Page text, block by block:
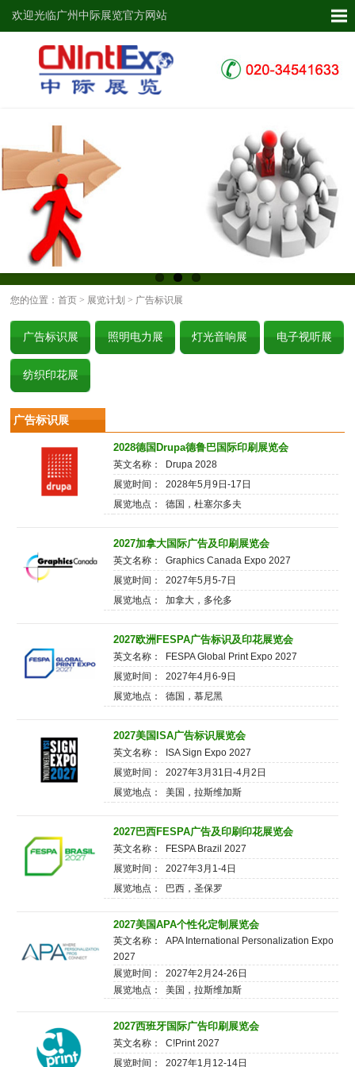
欢迎光临广州中际展览官方网站
您的位置：首页 > 展览计划 > 广告标识展
广告标识展 照明电力展 灯光音响展 电子视听展
纺织印花展
广告标识展
2028德国Drupa德鲁巴国际印刷展览会
英文名称： Drupa 2028
展览时间： 2028年5月9日-17日
展览地点： 德国，杜塞尔多夫
2027加拿大国际广告及印刷展览会
英文名称： Graphics Canada Expo 2027
展览时间： 2027年5月5-7日
展览地点： 加拿大，多伦多
2027欧洲FESPA广告标识及印花展览会
英文名称： FESPA Global Print Expo 2027
展览时间： 2027年4月6-9日
展览地点： 德国，慕尼黑
2027美国ISA广告标识展览会
英文名称： ISA Sign Expo 2027
展览时间： 2027年3月31日-4月2日
展览地点： 美国，拉斯维加斯
2027巴西FESPA广告及印刷印花展览会
英文名称： FESPA Brazil 2027
展览时间： 2027年3月1-4日
展览地点： 巴西，圣保罗
2027美国APA个性化定制展览会
英文名称： APA International Personalization Expo
2027
展览时间： 2027年2月24-26日
展览地点： 美国，拉斯维加斯
2027西班牙国际广告印刷展览会
英文名称： C!Print 2027
展览时间： 2027年1月12-14日